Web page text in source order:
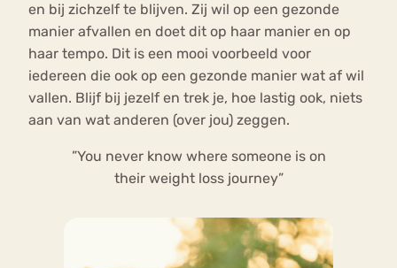
en bij zichzelf te blijven. Zij wil op een gezonde
manier afvallen en doet dit op haar manier en op
haar tempo. Dit is een mooi voorbeeld voor
iedereen die ook op een gezonde manier wat af wil
vallen. Blijf bij jezelf en trek je, hoe lastig ook, niets
aan van wat anderen (over jou) zeggen.
”You never know where someone is on
their weight loss journey”